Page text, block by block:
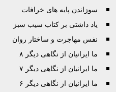
سوزاندن پایه های خرافات
یاد داشتی بر کتاب سیب سبز
نفس مهاجرت و ساختار روان
ما ایرانیان از نگاهی دیگر ۸
ما ایرانیان از نگاهی دیگر ۷
ما ایرانیان از نگاهی دیگر ۶